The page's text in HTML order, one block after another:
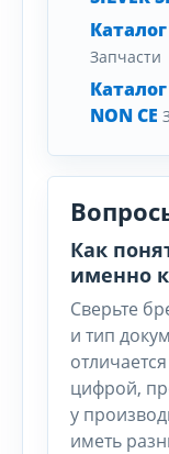
Запчасти
NON CE
Как
именно
Сверьте
и тип
цифрой,
у
иметь